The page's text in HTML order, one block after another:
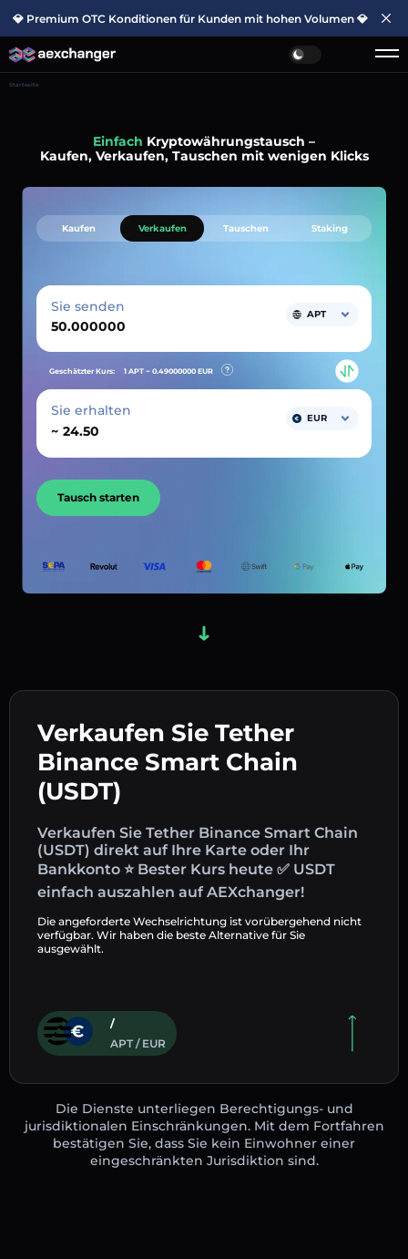
💎 Premium OTC Konditionen für Kunden mit hohen Volumen 💎
Startseite
Einfach Kryptowährungstausch –
Kaufen, Verkaufen, Tauschen mit wenigen Klicks
Verkaufen Sie Tether
Binance Smart Chain
(USDT)
Verkaufen Sie Tether Binance Smart Chain
(USDT) direkt auf Ihre Karte oder Ihr
Bankkonto ⭐ Bester Kurs heute ✅ USDT
einfach auszahlen auf AEXchanger!
Die angeforderte Wechselrichtung ist vorübergehend nicht
verfügbar. Wir haben die beste Alternative für Sie
ausgewählt.
/
APT / EUR
Kaufen Verkaufen Tauschen Staking
Sie senden APT
Geschätzter Kurs: 1 APT ~ 0.49000000 EUR
Sie erhalten
~
EUR
Tausch starten
Die Dienste unterliegen Berechtigungs- und
jurisdiktionalen Einschränkungen. Mit dem Fortfahren
bestätigen Sie, dass Sie kein Einwohner einer
eingeschränkten Jurisdiktion sind.